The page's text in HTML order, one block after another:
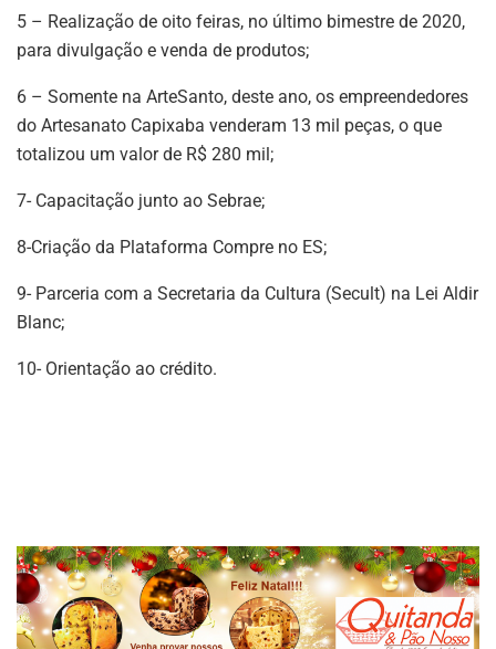
5 – Realização de oito feiras, no último bimestre de 2020,
para divulgação e venda de produtos;
6 – Somente na ArteSanto, deste ano, os empreendedores
do Artesanato Capixaba venderam 13 mil peças, o que
totalizou um valor de R$ 280 mil;
7- Capacitação junto ao Sebrae;
8-Criação da Plataforma Compre no ES;
9- Parceria com a Secretaria da Cultura (Secult) na Lei Aldir
Blanc;
10- Orientação ao crédito.